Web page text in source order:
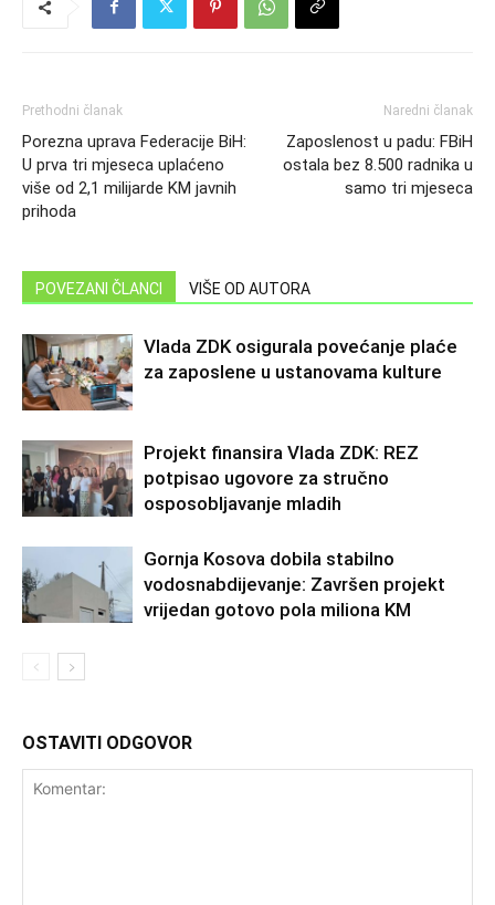
Prethodni članak
Porezna uprava Federacije BiH:
U prva tri mjeseca uplaćeno
više od 2,1 milijarde KM javnih
prihoda
Naredni članak
Zaposlenost u padu: FBiH
ostala bez 8.500 radnika u
samo tri mjeseca
POVEZANI ČLANCI VIŠE OD AUTORA
Vlada ZDK osigurala povećanje plaće
za zaposlene u ustanovama kulture
Projekt finansira Vlada ZDK: REZ
potpisao ugovore za stručno
osposobljavanje mladih
Gornja Kosova dobila stabilno
vodosnabdijevanje: Završen projekt
vrijedan gotovo pola miliona KM
OSTAVITI ODGOVOR